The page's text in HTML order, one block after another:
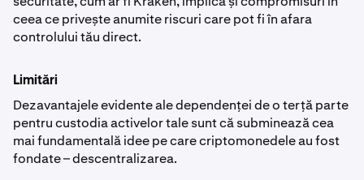
ceea ce privește anumite riscuri care pot fi în afara
controlului tău direct.
Limitări
Dezavantajele evidente ale dependenței de o terță parte
pentru custodia activelor tale sunt că subminează cea
mai fundamentală idee pe care criptomonedele au fost
fondate – descentralizarea.